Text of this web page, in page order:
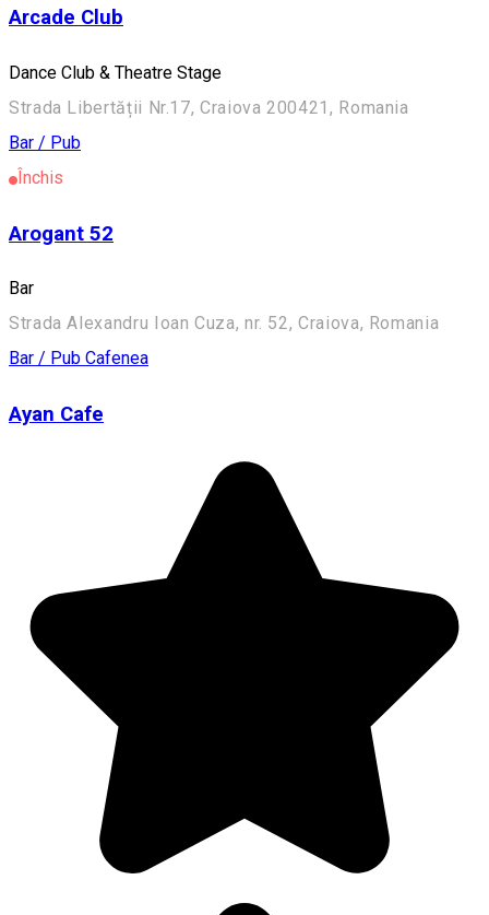
Arcade Club
Dance Club & Theatre Stage
Strada Libertății Nr.17, Craiova 200421, Romania
Bar / Pub
Închis
Arogant 52
Bar
Strada Alexandru Ioan Cuza, nr. 52, Craiova, Romania
Bar / Pub Cafenea
Ayan Cafe